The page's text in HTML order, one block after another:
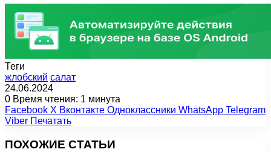
Теги
жлобский салат
24.06.2024
0 Время чтения: 1 минута
Facebook X Вконтакте Одноклассники WhatsApp Telegram
Viber Печатать
ПОХОЖИЕ СТАТЬИ